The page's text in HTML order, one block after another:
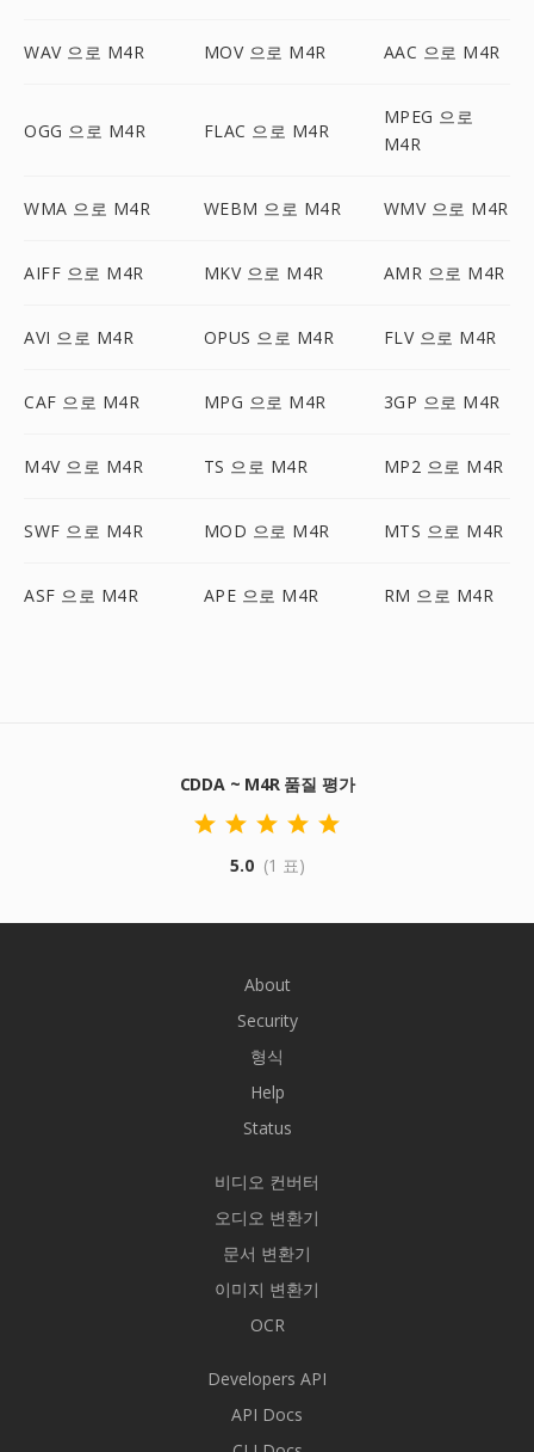
WAV 으로 M4R MOV 으로 M4R AAC 으로 M4R
OGG 으로 M4R FLAC 으로 M4R
MPEG 으로
M4R
WMA 으로 M4R WEBM 으로 M4R WMV 으로 M4R
AIFF 으로 M4R MKV 으로 M4R AMR 으로 M4R
AVI 으로 M4R OPUS 으로 M4R FLV 으로 M4R
CAF 으로 M4R MPG 으로 M4R 3GP 으로 M4R
M4V 으로 M4R TS 으로 M4R MP2 으로 M4R
SWF 으로 M4R MOD 으로 M4R MTS 으로 M4R
ASF 으로 M4R APE 으로 M4R RM 으로 M4R
CDDA ~ M4R 품질 평가
5.0 (1 표)
About
Security
형식
Help
Status
비디오 컨버터
오디오 변환기
문서 변환기
이미지 변환기
OCR
Developers API
API Docs